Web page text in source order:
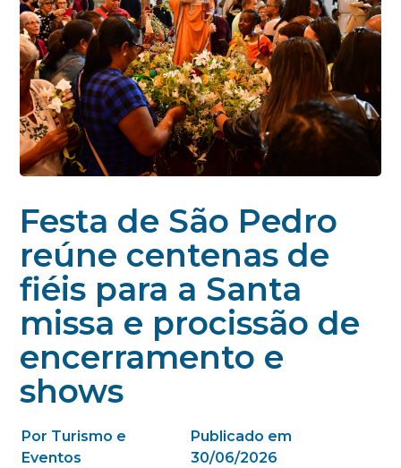
Festa de São Pedro
reúne centenas de
fiéis para a Santa
missa e procissão de
encerramento e
shows
Por Turismo e
Eventos
Publicado em
30/06/2026